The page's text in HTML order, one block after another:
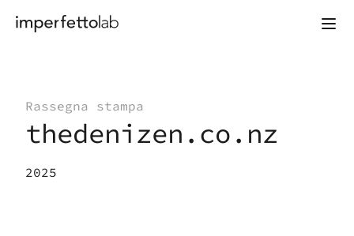
Rassegna stampa
thedenizen.co.nz
2025